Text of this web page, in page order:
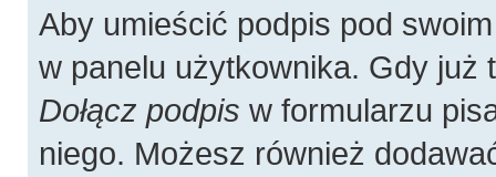
Aby umieścić podpis pod
w panelu użytkownika. Gdy
Dołącz podpis w formularzu
niego. Możesz również